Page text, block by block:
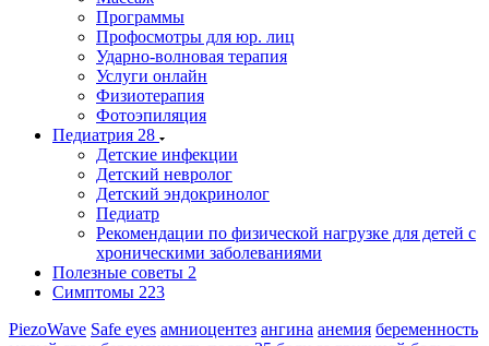
Программы
Профосмотры для юр. лиц
Ударно-волновая терапия
Услуги онлайн
Физиотерапия
Фотоэпиляция
Педиатрия 28
Детские инфекции
Детский невролог
Детский эндокринолог
Педиатр
Рекомендации по физической нагрузке для детей с
хроническими заболеваниями
Полезные советы 2
Симптомы 223
PiezoWave Safe eyes амниоцентез ангина анемия беременность